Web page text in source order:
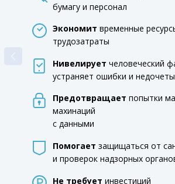
бумагу и персонал
Экономит временные
трудозатраты
Нивелирует человеческий
устраняет ошибки и недочеты
Предотвращает попытки
махинаций
с данными
Помогает защищаться от
и проверок надзорных
Не требует инвестиций